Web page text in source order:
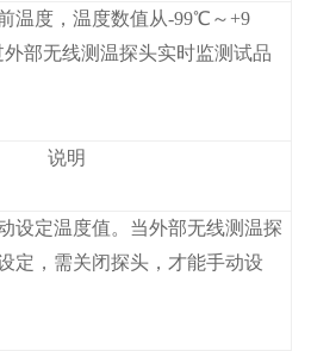
温度，温度数值从-99℃～+9
部无线测温探头实时监测试品
说明
设定温度值。当外部无线测温探
定，需关闭探头，才能手动设